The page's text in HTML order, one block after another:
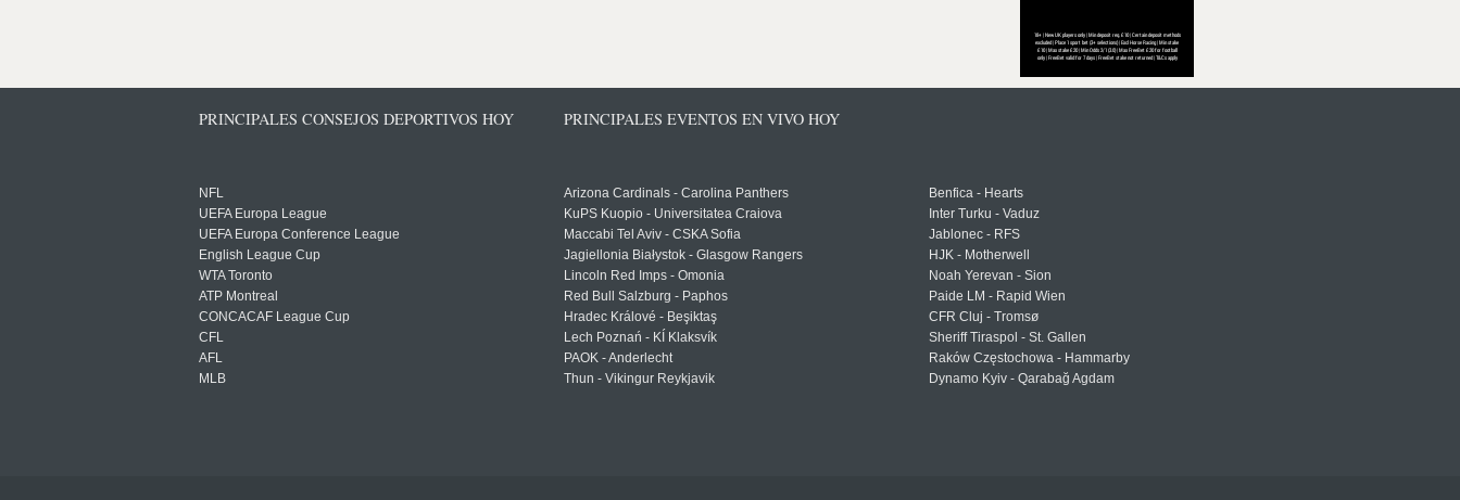
PRINCIPALES CONSEJOS DEPORTIVOS HOY
NFL
UEFA Europa League
UEFA Europa Conference League
English League Cup
WTA Toronto
ATP Montreal
CONCACAF League Cup
CFL
AFL
MLB
PRINCIPALES EVENTOS EN VIVO HOY
Arizona Cardinals - Carolina Panthers
KuPS Kuopio - Universitatea Craiova
Maccabi Tel Aviv - CSKA Sofia
Jagiellonia Białystok - Glasgow Rangers
Lincoln Red Imps - Omonia
Red Bull Salzburg - Paphos
Hradec Králové - Beşiktaş
Lech Poznań - KÍ Klaksvík
PAOK - Anderlecht
Thun - Vikingur Reykjavik
Benfica - Hearts
Inter Turku - Vaduz
Jablonec - RFS
HJK - Motherwell
Noah Yerevan - Sion
Paide LM - Rapid Wien
CFR Cluj - Tromsø
Sheriff Tiraspol - St. Gallen
Raków Częstochowa - Hammarby
Dynamo Kyiv - Qarabağ Agdam